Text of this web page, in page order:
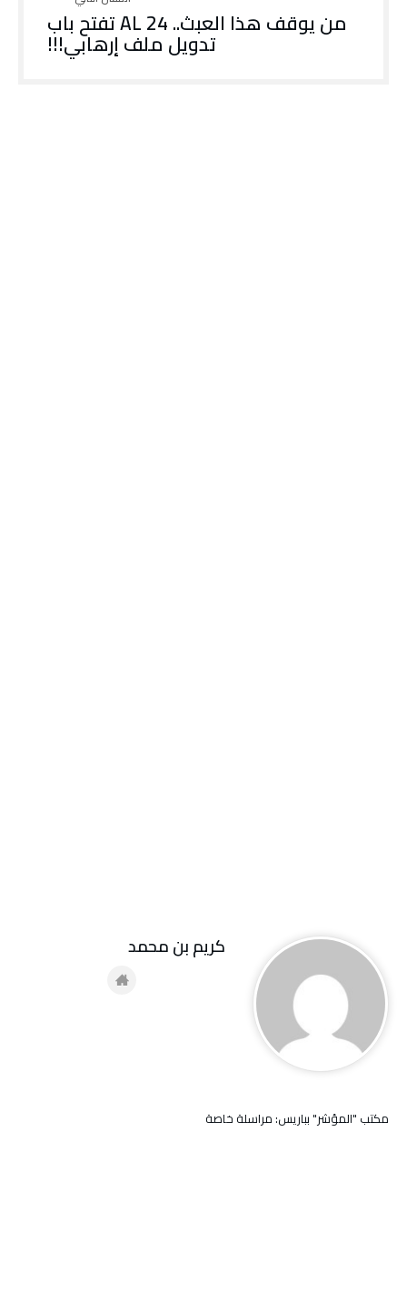
من يوقف هذا العبث.. AL 24 تفتح باب
تدويل ملف إرهابي!!!
كريم بن محمد
مكتب "المؤشر" بباريس: مراسلة خاصة